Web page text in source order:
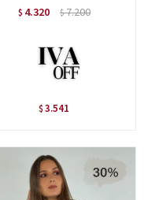
$ 4.320 $7.200
$ 3.541